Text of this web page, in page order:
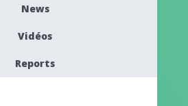
News
Vidéos
Reports